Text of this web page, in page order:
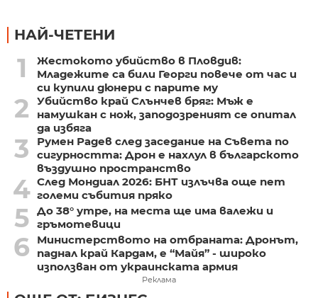
НАЙ-ЧЕТЕНИ
1
Жестокото убийство в Пловдив:
Младежите са били Георги повече от час и
си купили дюнери с парите му
2
Убийство край Слънчев бряг: Мъж е
намушкан с нож, заподозреният се опитал
да избяга
3
Румен Радев след заседание на Съвета по
сигурността: Дрон е нахлул в българското
въздушно пространство
4 След Мондиал 2026: БНТ излъчва още пет
големи събития пряко
5 До 38° утре, на места ще има валежи и
гръмотевици
6
Министерството на отбраната: Дронът,
паднал край Кардам, е “Майя” - широко
използван от украинската армия
Реклама